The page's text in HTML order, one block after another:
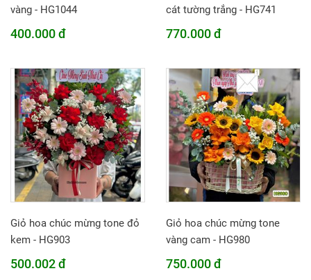
vàng - HG1044
400.000 đ
cát tường trắng - HG741
770.000 đ
Giỏ hoa chúc mừng tone đỏ
kem - HG903
500.002 đ
Giỏ hoa chúc mừng tone
vàng cam - HG980
750.000 đ